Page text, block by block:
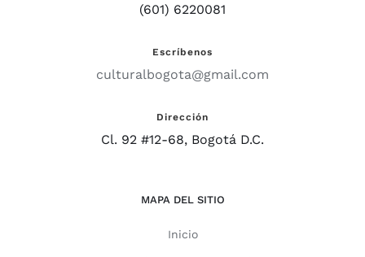
(601) 6220081
Escríbenos
culturalbogota@gmail.com
Dirección
Cl. 92 #12-68, Bogotá D.C.
MAPA DEL SITIO
Inicio